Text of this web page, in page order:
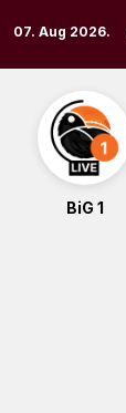
to
content
07. Aug 2026.
BiG 1